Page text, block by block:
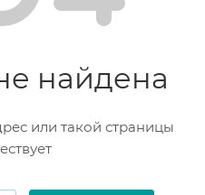
найдена
или такой страницы